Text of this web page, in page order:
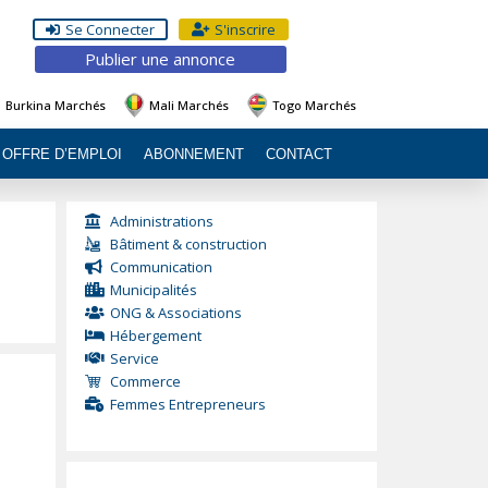
Se Connecter S'inscrire
Publier une annonce
Burkina Marchés Mali Marchés Togo Marchés
OFFRE D’EMPLOI ABONNEMENT CONTACT
Administrations
Bâtiment & construction
Communication
Municipalités
ONG & Associations
Hébergement
Service
Commerce
Femmes Entrepreneurs